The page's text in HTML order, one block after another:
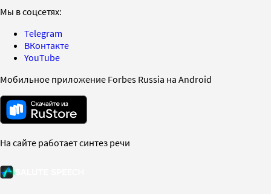
Мы в соцсетях:
Telegram
ВКонтакте
YouTube
Мобильное приложение Forbes Russia на Android
На сайте работает синтез речи